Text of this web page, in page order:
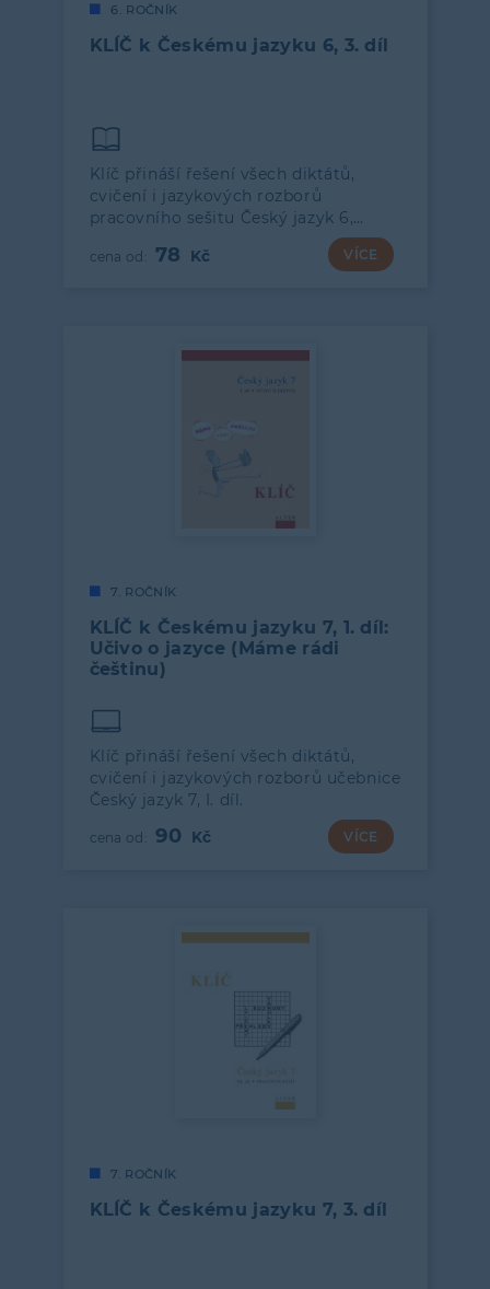
6. ROČNÍK
KLÍČ k Českému jazyku 6, 3. díl
Klíč přináší řešení všech diktátů,
cvičení i jazykových rozborů
pracovního sešitu Český jazyk 6,…
78 VÍCE
7. ROČNÍK
KLÍČ k Českému jazyku 7, 1. díl:
Učivo o jazyce (Máme rádi
češtinu)
Klíč přináší řešení všech diktátů,
cvičení i jazykových rozborů učebnice
Český jazyk 7, I. díl.
90 VÍCE
7. ROČNÍK
KLÍČ k Českému jazyku 7, 3. díl